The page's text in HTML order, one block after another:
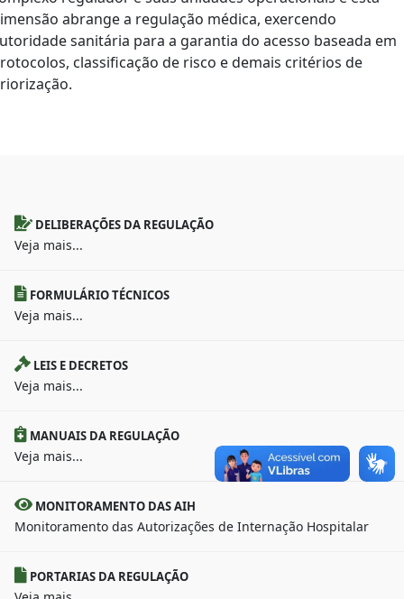
abrange a regulação médica, exercendo
sanitária para a garantia do acesso baseada em
classificação de risco e demais critérios de
DELIBERAÇÕES DA REGULAÇÃO
Veja mais...
FORMULÁRIO TÉCNICOS
Veja mais...
LEIS E DECRETOS
Veja mais...
MANUAIS DA REGULAÇÃO
Veja mais...
MONITORAMENTO DAS AIH
Monitoramento das Autorizações de Internação Hospitalar
PORTARIAS DA REGULAÇÃO